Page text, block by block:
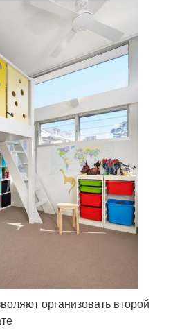
организовать второй